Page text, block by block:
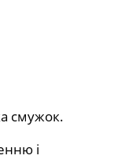
смужок.
і